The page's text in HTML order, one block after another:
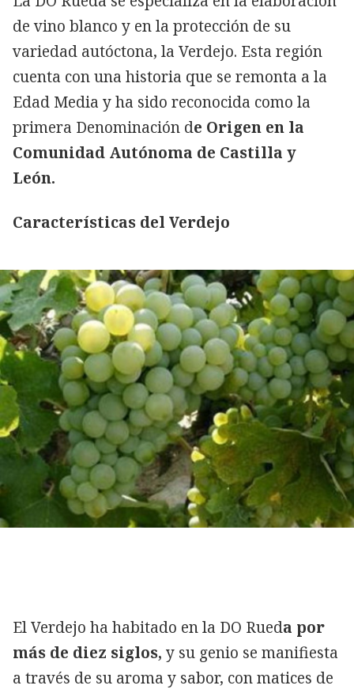
de vino blanco y en la protección de su
variedad autóctona, la Verdejo. Esta región
cuenta con una historia que se remonta a la
Edad Media y ha sido reconocida como la
primera Denominación de Origen en la
Comunidad Autónoma de Castilla y
León.
Características del Verdejo
El Verdejo ha habitado en la DO Rueda por
más de diez siglos, y su genio se manifiesta
a través de su aroma y sabor, con matices de